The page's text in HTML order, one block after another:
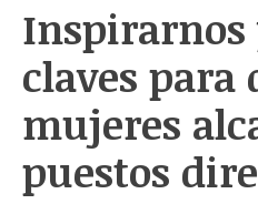
Inspirarnos
claves para
mujeres
puestos